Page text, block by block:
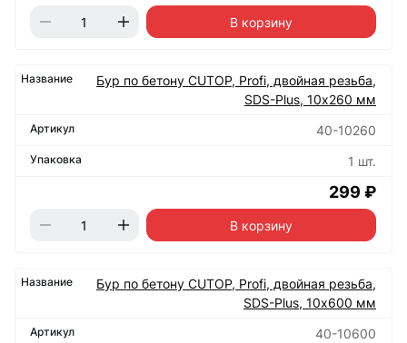
В корзину
Бур по бетону CUTOP, Profi, двойная резьба,
SDS-Plus, 10х260 мм
40-10260
1 шт.
299 ₽
В корзину
Бур по бетону CUTOP, Profi, двойная резьба,
SDS-Plus, 10х600 мм
40-10600